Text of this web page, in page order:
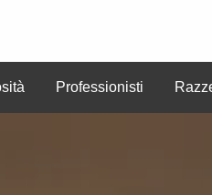
Training Benessere
Professionisti